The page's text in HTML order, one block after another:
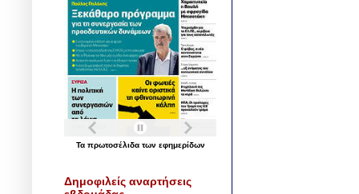
Τα πρωτοσέλιδα των εφημερίδων
Δημοφιλείς αναρτήσεις